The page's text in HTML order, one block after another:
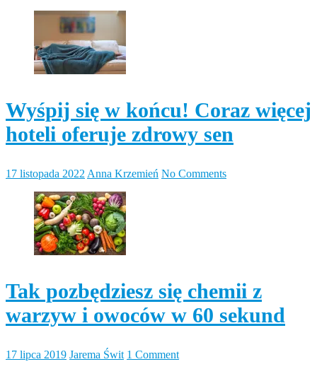
Wyśpij się w końcu! Coraz więcej
hoteli oferuje zdrowy sen
17 listopada 2022 Anna Krzemień No Comments
Tak pozbędziesz się chemii z
warzyw i owoców w 60 sekund
17 lipca 2019 Jarema Świt 1 Comment